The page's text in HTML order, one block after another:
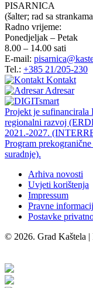
PISARNICA
(šalter; rad sa
Radno vrijeme:
Ponedjeljak – Petak
8.00 – 14.00 sati
E-mail:
Tel.: +385 21/205-230
Kontakt
Adresar
Projekt je sufinancirala
regionalni razvoj
2021.-2027.
Program
suradnje).
Arhiva novosti
Uvjeti korištenja
Impressum
Pravne
Postavke
© 2026. Grad Kaštela |